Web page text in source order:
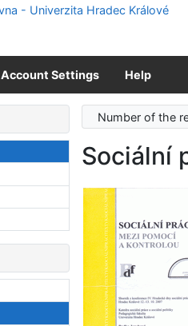
Account Settings Help
Number of the
Sociální